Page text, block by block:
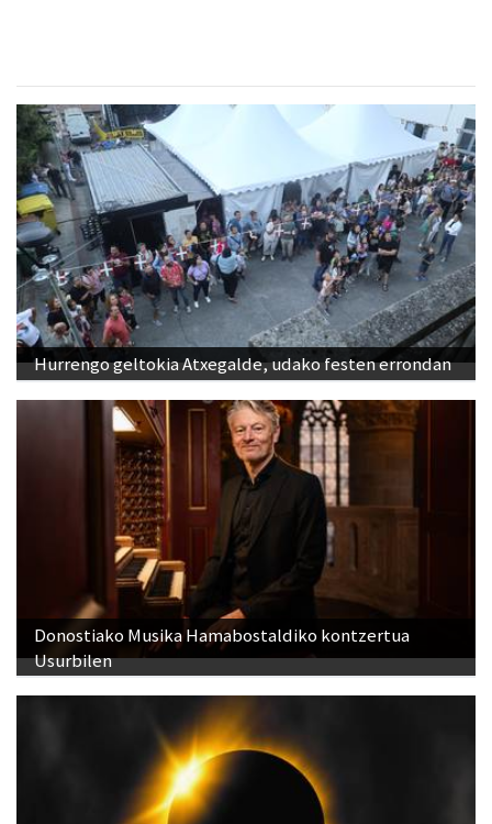
Hurrengo geltokia Atxegalde, udako festen errondan
Donostiako Musika Hamabostaldiko kontzertua
Usurbilen